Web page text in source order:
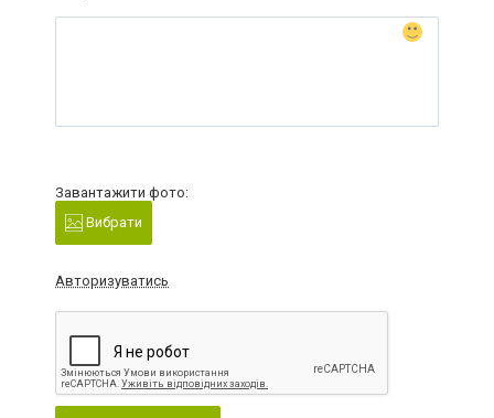
Завантажити фото:
Вибрати
Авторизуватись